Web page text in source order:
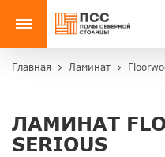
Главная Ламинат
ЛАМИНАТ
SERIOUS